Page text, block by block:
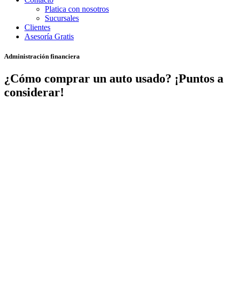
Platica con nosotros
Sucursales
Clientes
Asesoría Gratis
Administración financiera
¿Cómo comprar un auto usado? ¡Puntos a
considerar!